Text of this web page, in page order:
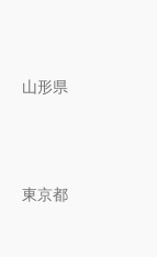
山形県
東京都